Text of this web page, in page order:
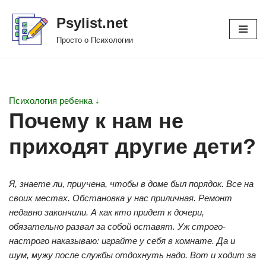
Перейти
Psylist.net
Просто о Психологии
Психология ребенка ↓
Почему к нам не
приходят другие дети?
Я, знаете ли, приучена, чтобы в доме был порядок. Все на
своих местах. Обстановка у нас приличная. Ремонт
недавно закончили. А как кто придет к дочери,
обязательно развал за собой оставят. Уж строго-
настрого наказываю: играйте у себя в комнате. Да и
шум, мужу после службы отдохнуть надо. Вот и ходит за